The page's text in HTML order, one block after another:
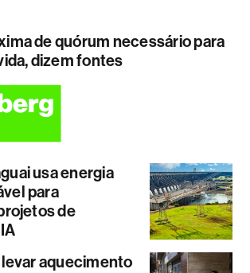
de quórum necessário para
dizem fontes
usa energia
para
de
aquecimento